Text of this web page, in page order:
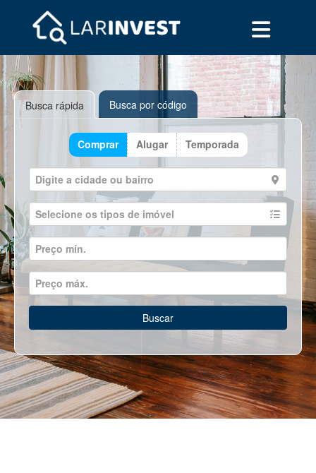
Busca rápida Busca por código
Comprar Alugar Temporada